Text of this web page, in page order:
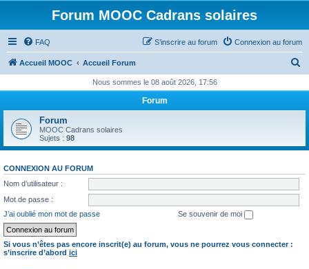
Forum MOOC Cadrans solaires
FAQ Connexion au forum
S’inscrire au forum
Accueil MOOC Accueil Forum
h
r
Nous sommes le 08 août 2026, 17:56
Forum
Forum
MOOC Cadrans solaires
Sujets : 98
CONNEXION AU FORUM
Nom d’utilisateur :
Mot de passe :
J’ai oublié mon mot de passe
Se souvenir de moi
Si vous n’êtes pas encore inscrit(e) au forum, vous ne pourrez vous connecter :
s’inscrire d’abord ici